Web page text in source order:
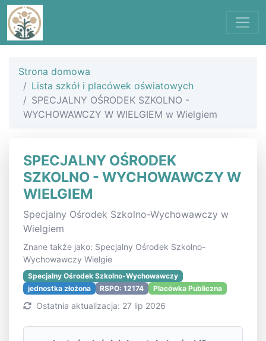
Strona domowa
Lista szkół i placówek oświatowych
SPECJALNY OŚRODEK SZKOLNO -
WYCHOWAWCZY W WIELGIEM w Wielgiem
SPECJALNY OŚRODEK
SZKOLNO - WYCHOWAWCZY W
WIELGIEM
Specjalny Ośrodek Szkolno-Wychowawczy w
Wielgiem
Znane także jako: Specjalny Ośrodek Szkolno-
Wychowawczy Wielgie
Specjalny Ośrodek Szkolno-Wychowawczy
jednostka złożona
RSPO: 12174 Placówka Publiczna
Ostatnia aktualizacja: 27 lip 2026